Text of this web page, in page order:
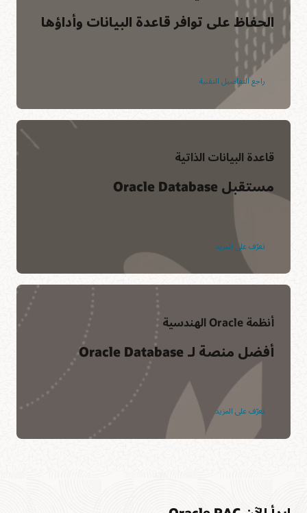
الحفاظ على توافر قاعدة البيانات وأداؤها
راجع التفاصيل التقنية
قاعدة البيانات الذاتية
مستقبل Oracle Database
تعرّف على المزيد
أنظمة Oracle الهندسية
أفضل منصة لـ Oracle Database
تعرّف على المزيد